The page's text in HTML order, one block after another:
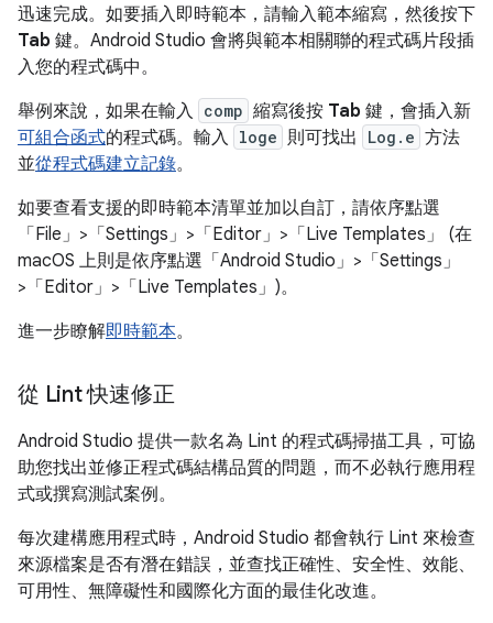
迅速完成。如要插入即時範本，請輸入範本縮寫，然後按下
Tab 鍵。Android Studio 會將與範本相關聯的程式碼片段插
入您的程式碼中。
舉例來說，如果在輸入 comp 縮寫後按 Tab 鍵，會插入新
可組合函式的程式碼。輸入 loge 則可找出 Log.e 方法
並從程式碼建立記錄。
如要查看支援的即時範本清單並加以自訂，請依序點選
「File」>「Settings」>「Editor」>「Live Templates」
(在
macOS 上則是依序點選「Android Studio」>「Settings」
>「Editor」>「Live Templates」 )。
進一步瞭解即時範本。
從 Lint 快速修正
Android Studio 提供一款名為 Lint 的程式碼掃描工具，可協
助您找出並修正程式碼結構品質的問題，而不必執行應用程
式或撰寫測試案例。
每次建構應用程式時，Android Studio 都會執行 Lint 來檢查
來源檔案是否有潛在錯誤，並查找正確性、安全性、效能、
可用性、無障礙性和國際化方面的最佳化改進。